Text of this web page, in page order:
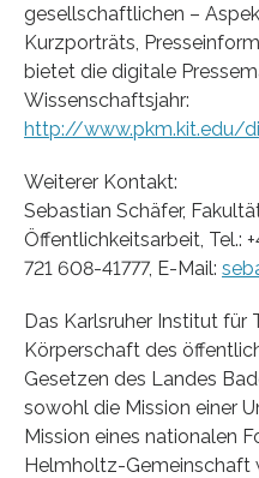
gesellschaftlichen –
Kurzporträts,
bietet die digitale
Wissenschaftsjahr:
http://www.pkm.kit.edu/
Weiterer Kontakt:
Sebastian Schäfer,
Öffentlichkeitsarbeit, Tel.:
721 608-41777, E-Mail:
Das Karlsruher Institut für
Körperschaft des
Gesetzen des Landes
sowohl die Mission einer
Mission eines nationalen
Helmholtz-Gemeinschaft